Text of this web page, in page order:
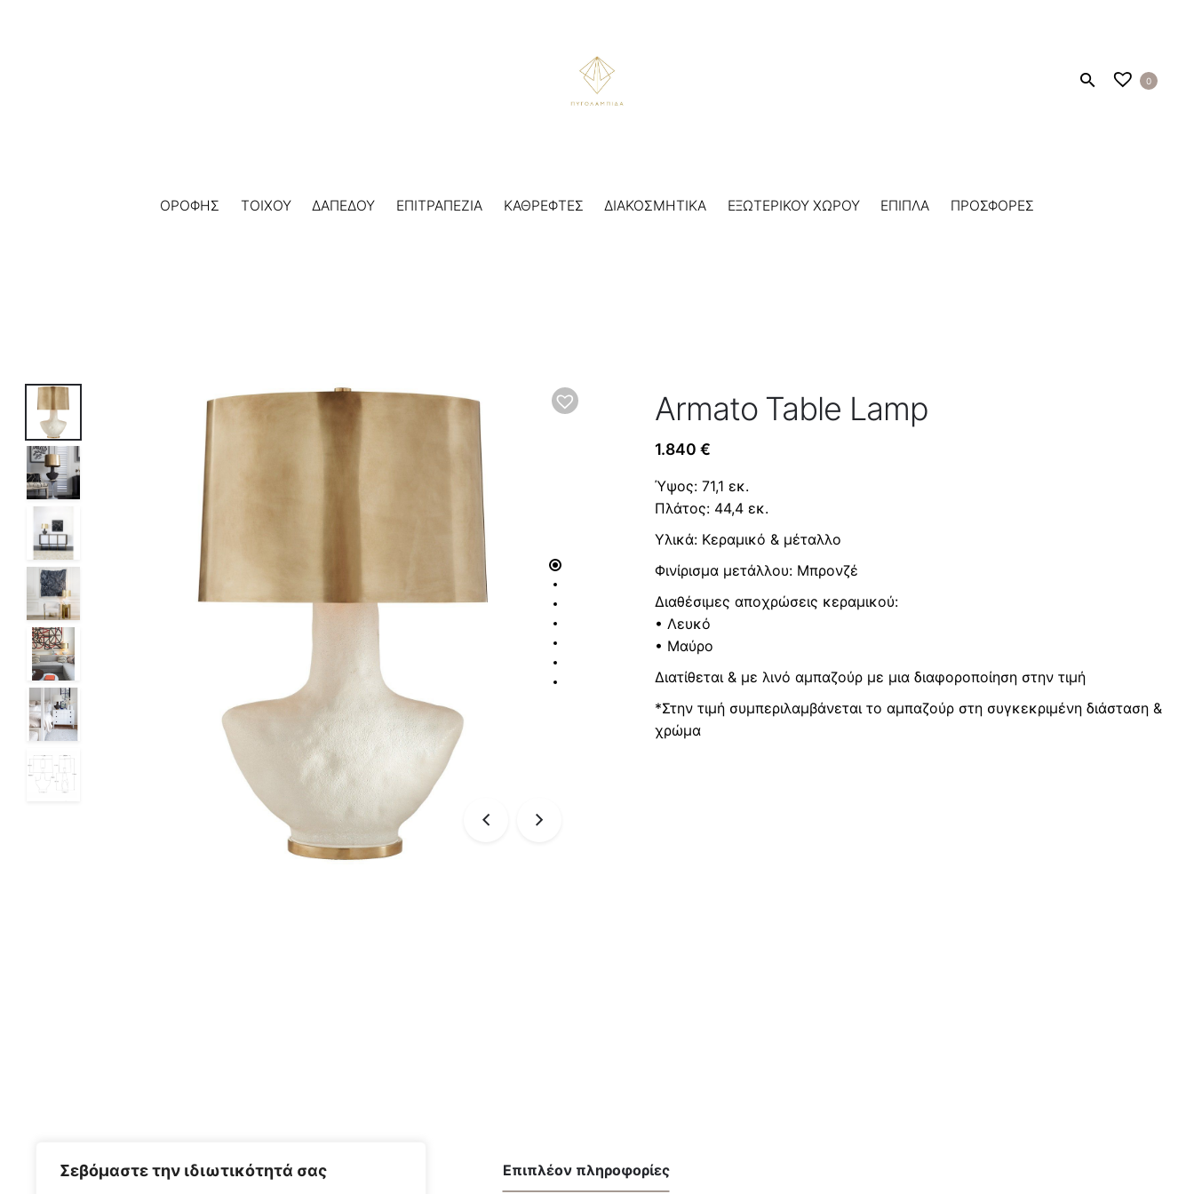
Σεβόμαστε την ιδιωτικότητά σας
0
ΟΡΟΦΗΣ ΤΟΙΧΟΥ ΔΑΠΕΔΟΥ ΕΠΙΤΡΑΠΕΖΙΑ ΚΑΘΡΕΦΤΕΣ ΔΙΑΚΟΣΜΗΤΙΚΑ ΕΞΩΤΕΡΙΚΟΥ ΧΩΡΟΥ ΕΠΙΠΛΑ ΠΡΟΣΦΟΡΕΣ
Armato Table Lamp
1.840 €
Ύψος: 71,1 εκ.
Πλάτος: 44,4 εκ.
Υλικά: Κεραμικό & μέταλλο
Φινίρισμα μετάλλου: Μπρονζέ
Διαθέσιμες αποχρώσεις κεραμικού:
• Λευκό
• Μαύρο
Διατίθεται & με λινό αμπαζούρ με μια διαφοροποίηση στην τιμή
*Στην τιμή συμπεριλαμβάνεται το αμπαζούρ στη συγκεκριμένη διάσταση &
χρώμα
Επιπλέον πληροφορίες